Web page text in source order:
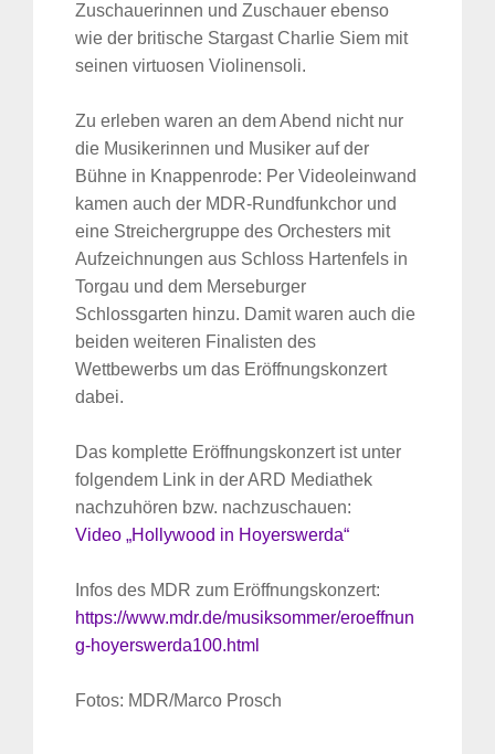
Zuschauerinnen und Zuschauer ebenso
wie der britische Stargast Charlie Siem mit
seinen virtuosen Violinensoli.
Zu erleben waren an dem Abend nicht nur
die Musikerinnen und Musiker auf der
Bühne in Knappenrode: Per Videoleinwand
kamen auch der MDR-Rundfunkchor und
eine Streichergruppe des Orchesters mit
Aufzeichnungen aus Schloss Hartenfels in
Torgau und dem Merseburger
Schlossgarten hinzu. Damit waren auch die
beiden weiteren Finalisten des
Wettbewerbs um das Eröffnungskonzert
dabei.
Das komplette Eröffnungskonzert ist unter
folgendem Link in der ARD Mediathek
nachzuhören bzw. nachzuschauen:
Video „Hollywood in Hoyerswerda“
Infos des MDR zum Eröffnungskonzert:
https://www.mdr.de/musiksommer/eroeffnun
g-hoyerswerda100.html
Fotos: MDR/Marco Prosch